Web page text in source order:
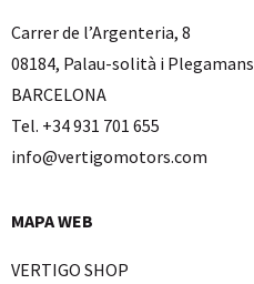
Carrer de l’Argenteria, 8
08184, Palau-solità i Plegamans
BARCELONA
Tel. +34 931 701 655
info@vertigomotors.com
MAPA WEB
VERTIGO SHOP